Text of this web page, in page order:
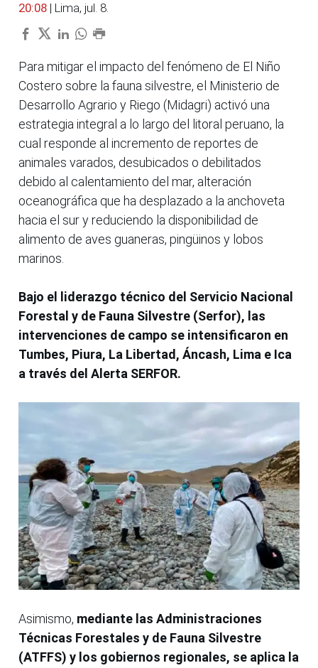
20:08 | Lima, jul. 8.
Para mitigar el impacto del fenómeno de El Niño
Costero sobre la fauna silvestre, el Ministerio de
Desarrollo Agrario y Riego (Midagri) activó una
estrategia integral a lo largo del litoral peruano, la
cual responde al incremento de reportes de
animales varados, desubicados o debilitados
debido al calentamiento del mar, alteración
oceanográfica que ha desplazado a la anchoveta
hacia el sur y reduciendo la disponibilidad de
alimento de aves guaneras, pingüinos y lobos
marinos.
Bajo el liderazgo técnico del Servicio Nacional
Forestal y de Fauna Silvestre (Serfor), las
intervenciones de campo se intensificaron en
Tumbes, Piura, La Libertad, Áncash, Lima e Ica
a través del Alerta SERFOR.
Asimismo, mediante las Administraciones
Técnicas Forestales y de Fauna Silvestre
(ATFFS) y los gobiernos regionales, se aplica la